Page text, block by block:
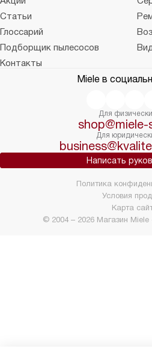
Статьи
Глоссарий
Подборщик пылесосов
Контакты
Miele в
Для
Для
Написать
© 2004 – 2026 Магазин Miele
Политика
Условия
Карта